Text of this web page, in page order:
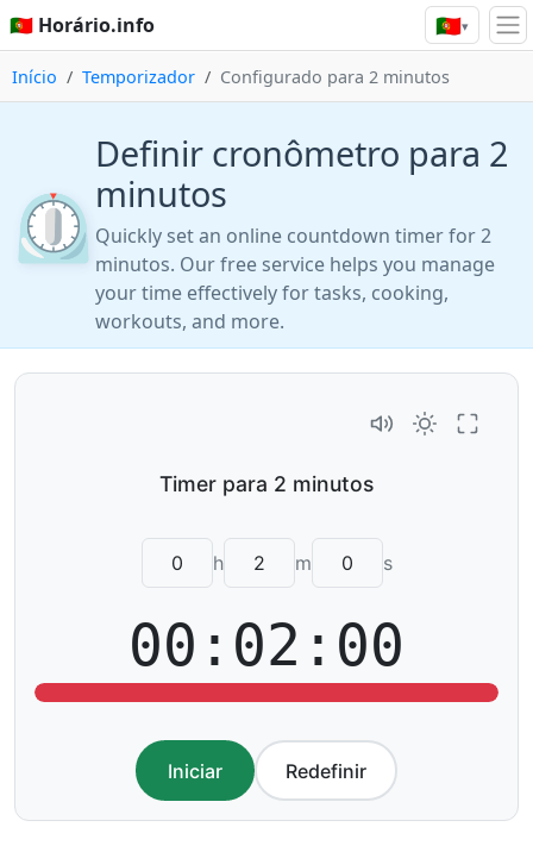
🇵🇹 Horário.info 🇵🇹▾
Início Temporizador Configurado para 2 minutos
⏲️
Definir cronômetro para 2
minutos
Quickly set an online countdown timer for 2
minutos. Our free service helps you manage
your time effectively for tasks, cooking,
workouts, and more.
h m s
00:02:00
Iniciar Redefinir